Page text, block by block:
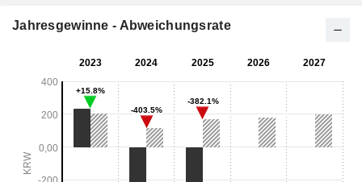
Jahresgewinne - Abweichungsrate